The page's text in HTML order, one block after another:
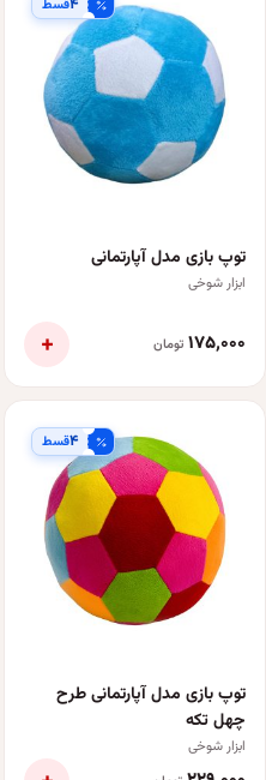
قسط
توپ بازی مدل آپارتمانی
ابزار شوخی
۱۷۵٬۰۰۰ تومان +
۴قسط
توپ بازی مدل آپارتمانی طرح
چهل تکه
ابزار شوخی